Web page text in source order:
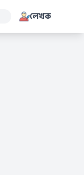
লেখক